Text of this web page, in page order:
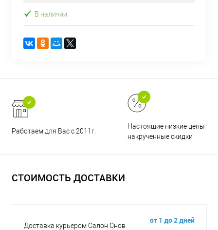
В наличии
Работаем для Вас с 2011г.
Настоящие низкие цены и
накрученные скидки
СТОИМОСТЬ ДОСТАВКИ
Доставка курьером Салон Снов
от 1 до 2 дней